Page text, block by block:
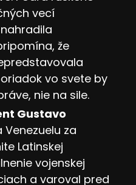
vecí
že
vo svete by
nie na sile.
Gustavo
za
Latinskej
vojenskej
a varoval pred